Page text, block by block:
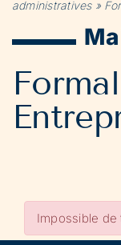
administratives»
Impossible de